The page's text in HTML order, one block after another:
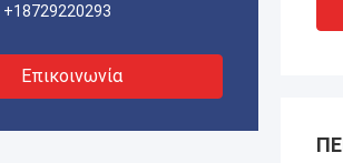
+18729220293
Επικοινωνία